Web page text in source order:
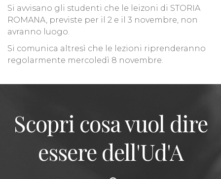
Si avvisano gli studenti che le leizoni di STORIA
ROMANA, previste per il 2 e il 3 novembre, non
avranno luogo.
Si comunica altresì che le lezioni riprenderanno
regolarmente mercoledì 8 novembre.
Scopri cosa vuol dire
essere dell'Ud'A